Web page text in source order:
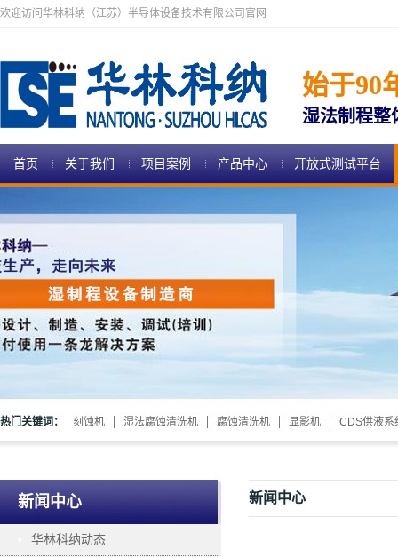
欢迎访问华林科纳（江苏）半导体设备技术有限公司官网
始于90
湿法制程整
首页 关于我们 项目案例 产品中心 开放式测试平台
热门关键词： 刻蚀机 湿法腐蚀清洗机 腐蚀清洗机 显影机 CDS供液系
新闻中心
华林科纳动态
新闻中心